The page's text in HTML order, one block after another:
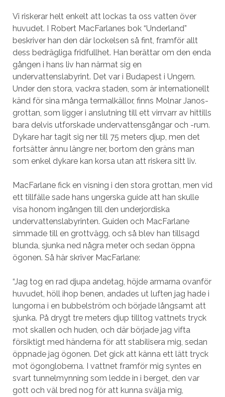
Vi riskerar helt enkelt att lockas ta oss vatten över
huvudet. I Robert MacFarlanes bok “Underland”
beskriver han den där lockelsen så fint, framför allt
dess bedrägliga fridfullhet. Han berättar om den enda
gången i hans liv han närmat sig en
undervattenslabyrint. Det var i Budapest i Ungern.
Under den stora, vackra staden, som är internationellt
känd för sina många termalkällor, finns Molnar Janos-
grottan, som ligger i anslutning till ett virrvarr av hittills
bara delvis utforskade undervattensgångar och -rum.
Dykare har tagit sig ner till 75 meters djup, men det
fortsätter ännu längre ner, bortom den gräns man
som enkel dykare kan korsa utan att riskera sitt liv.
MacFarlane fick en visning i den stora grottan, men vid
ett tillfälle sade hans ungerska guide att han skulle
visa honom ingången till den underjordiska
undervattenslabyrinten. Guiden och MacFarlane
simmade till en grottvägg, och så blev han tillsagd
blunda, sjunka ned några meter och sedan öppna
ögonen. Så här skriver MacFarlane:
“Jag tog en rad djupa andetag, höjde armarna ovanför
huvudet, höll ihop benen, andades ut luften jag hade i
lungorna i en bubbelström och började långsamt att
sjunka. På drygt tre meters djup tilltog vattnets tryck
mot skallen och huden, och där började jag vifta
försiktigt med händerna för att stabilisera mig, sedan
öppnade jag ögonen. Det gick att känna ett lätt tryck
mot ögongloberna. I vattnet framför mig syntes en
svart tunnelmynning som ledde in i berget, den var
gott och väl bred nog för att kunna svälja mig,